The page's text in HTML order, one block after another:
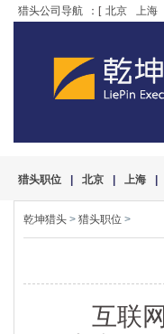
猎头公司导航 ：[ 北京 上海
猎头职位 北京 上海
乾坤猎头 > 猎头职位 >
互联网